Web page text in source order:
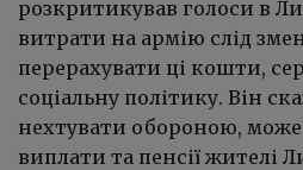
розкритикував голоси в
витрати на армію слід
перерахувати ці кошти,
соціальну політику. Він
нехтувати обороною,
виплати та пенсії жителі